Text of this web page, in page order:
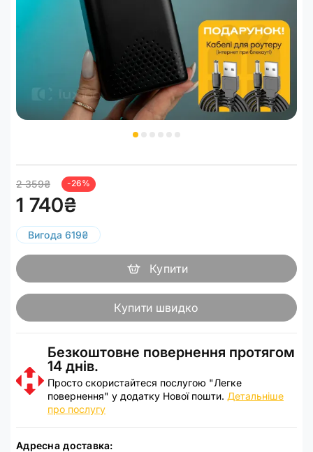
2 359₴ -26%
1 740₴
Вигода 619₴
Купити
Купити швидко
Безкоштовне повернення протягом
14 днів.
Просто скористайтеся послугою "Легке
повернення" у додатку Нової пошти. Детальніше
про послугу
Адресна доставка: